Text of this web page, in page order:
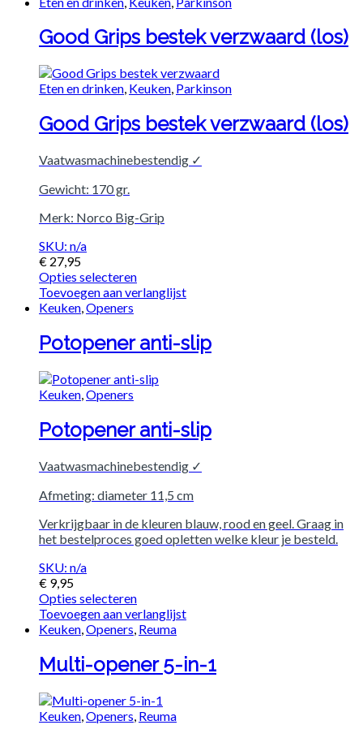
Good Grips bestek verzwaard (los)
Eten en drinken, Keuken, Parkinson
Good Grips bestek verzwaard (los)
Vaatwasmachinebestendig ✓
Gewicht: 170 gr.
Merk: Norco Big-Grip
SKU: n/a
€ 27,95
Opties selecteren
Toevoegen aan verlanglijst
Keuken,Openers
Potopener anti-slip
Keuken,Openers
Potopener anti-slip
Vaatwasmachinebestendig ✓
Afmeting: diameter 11,5 cm
Verkrijgbaar in de kleuren blauw, rood en geel. Graag in
het bestelproces goed opletten welke kleur je besteld.
SKU: n/a
€ 9,95
Opties selecteren
Toevoegen aan verlanglijst
Keuken,Openers, Reuma
Multi-opener 5-in-1
Keuken Openers Reuma